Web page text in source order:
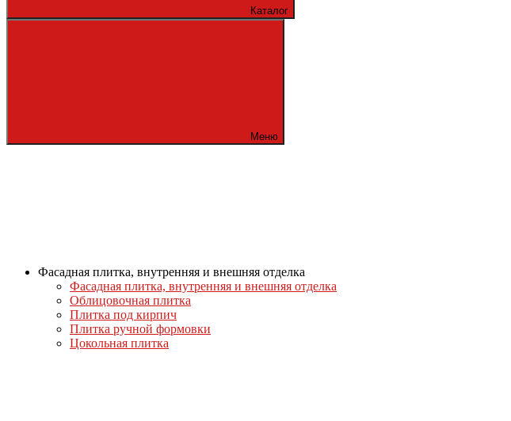
Каталог
Меню
Фасадная плитка, внутренняя и внешняя отделка
Фасадная плитка, внутренняя и внешняя отделка
Облицовочная плитка
Плитка под кирпич
Плитка ручной формовки
Цокольная плитка